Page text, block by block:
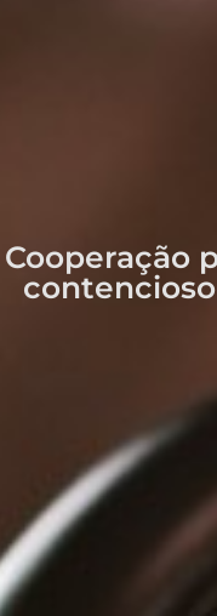
Cooperação